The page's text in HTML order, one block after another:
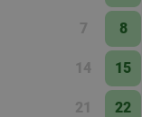
Fletcher Hotels
Ellecom
Verkocht: 4.833
7 8
14 15
21 22